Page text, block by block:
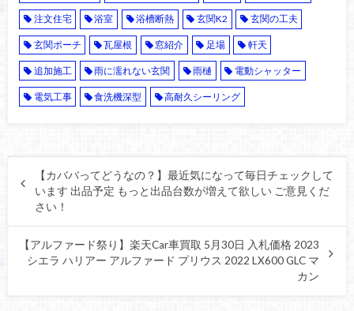
注文住宅 浴室 浴槽断熱 玄関K2 玄関の工夫
玄関ポーチ 瓦屋根 窓紹介 足場 軒天
追加施工 雨に濡れない玄関 雨樋 電動シャッター
電気工事 食洗機深型 高耐久シーリング
【カババってどうなの？】最近気になって毎日チェックして
います 出品予定 もっと出品台数が増えて欲しい ご意見くだ
さい！
【アルファード祭り】楽天Car車買取 5月30日 入札価格 2023
シエラ ハリアー アルファード プリウス 2022 LX600 GLC マ
カン